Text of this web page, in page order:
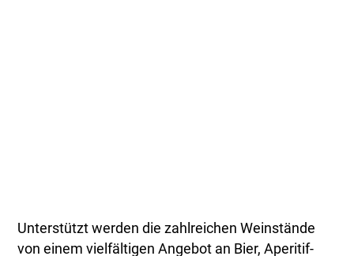
Unterstützt werden die zahlreichen Weinstände
von einem vielfältigen Angebot an Bier, Aperitif-